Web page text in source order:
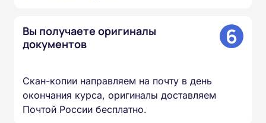
Вы получаете оригиналы
документов
6
Скан-копии направляем на почту в день
окончания курса, оригиналы доставляем
Почтой России бесплатно.